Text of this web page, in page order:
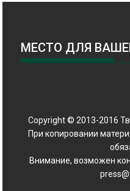
МЕСТО ДЛЯ
Copyright © 2013-2016
При копировании
Внимание, возможен